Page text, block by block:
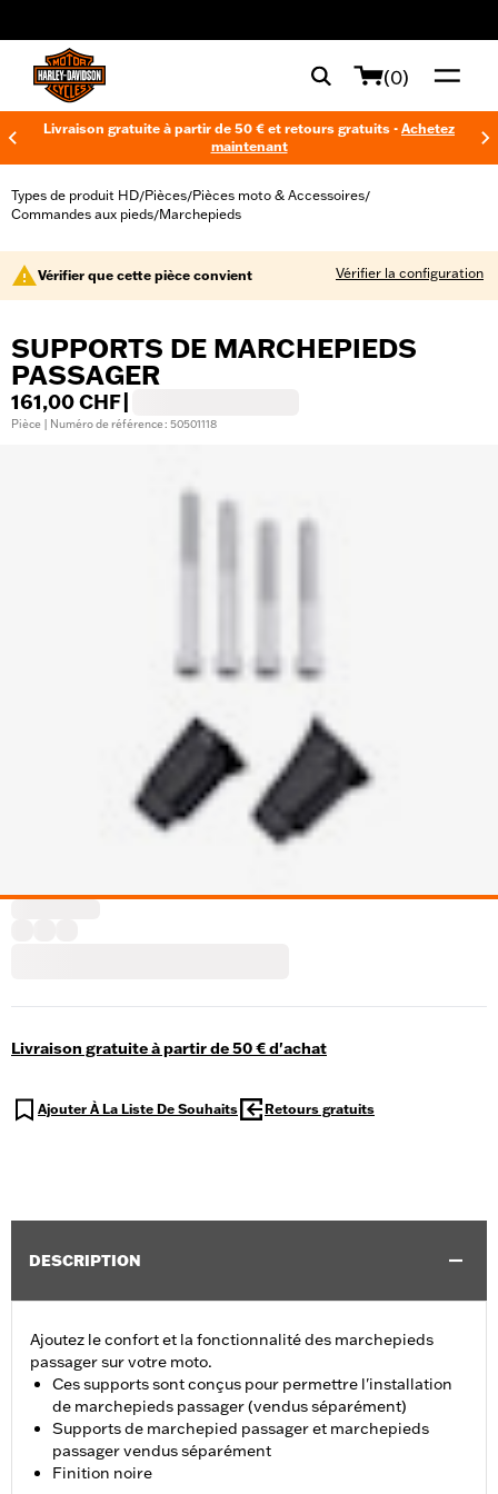
(0)
Livraison gratuite à partir de 50 € et retours gratuits - Achetez
maintenant
Types de produit HD/Pièces/Pièces moto & Accessoires/
Commandes aux pieds/Marchepieds
Vérifier que cette pièce convient Vérifier la configuration
SUPPORTS DE MARCHEPIEDS
PASSAGER
161,00 CHF
Pièce | Numéro de référence : 50501118
Livraison gratuite à partir de 50 € d'achat
Ajouter À La Liste De Souhaits Retours gratuits
DESCRIPTION
Ajoutez le confort et la fonctionnalité des marchepieds
passager sur votre moto.
Ces supports sont conçus pour permettre l'installation
de marchepieds passager (vendus séparément)
Supports de marchepied passager et marchepieds
passager vendus séparément
Finition noire